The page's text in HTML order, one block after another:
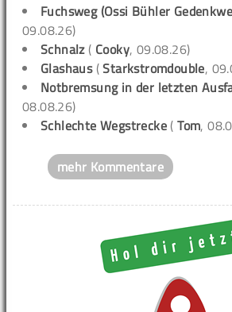
Fuchsweg (Ossi Bühler
09.08.26)
Schnalz( Cooky, 09.08.26)
Glashaus(Starkstromdouble,
Notbremsung in der letzten
08.08.26)
Schlechte Wegstrecke (Tom,
mehr Kommentare